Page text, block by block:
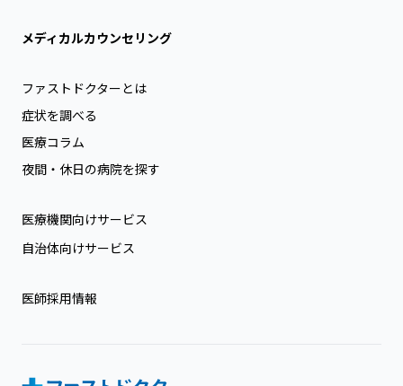
メディカルカウンセリング
ファストドクターとは
症状を調べる
医療コラム
夜間・休日の病院を探す
医療機関向けサービス
自治体向けサービス
医師採用情報